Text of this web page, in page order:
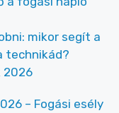
mikor segít a
technikád?
2026
– Fogási esély